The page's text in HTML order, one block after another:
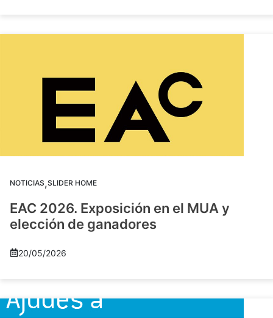
NOTICIAS,SLIDER HOME
EAC 2026. Exposición en el MUA y
elección de ganadores
20/05/2026